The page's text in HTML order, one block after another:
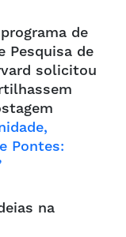
de
Pesquisa de
solicitou
Pontes:
na